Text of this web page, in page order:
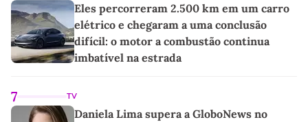
Eles percorreram 2.500 km em um carro
elétrico e chegaram a uma conclusão
difícil: o motor a combustão continua
imbatível na estrada
7 TV
Daniela Lima supera a GloboNews no